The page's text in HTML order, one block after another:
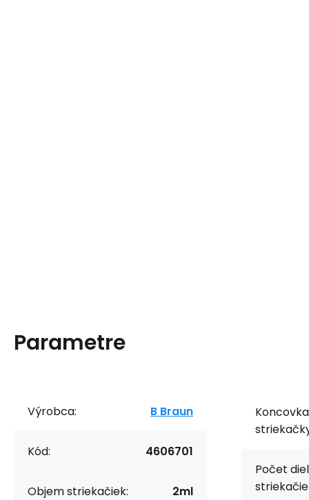
Parametre
Výrobca: B Braun
Kód: 4606701
Objem striekačiek: 2ml
Koncovka
Počet